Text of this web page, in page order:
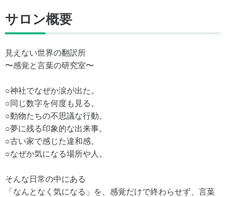
サロン概要
見えない世界の翻訳所
〜感覚と言葉の研究室〜
○神社でなぜか涙が出た。
○同じ数字を何度も見る。
○動物たちの不思議な行動。
○夢に残る印象的な出来事。
○古い家で感じた違和感。
○なぜか気になる場所や人。
そんな日常の中にある
「なんとなく気になる」を、感覚だけで終わらせず、言葉